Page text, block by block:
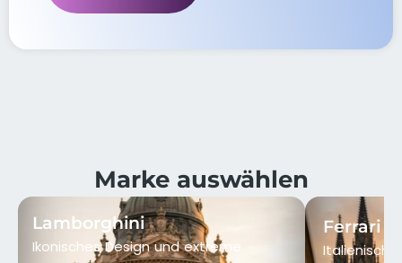
Marke auswählen
Lamborghini
Ikonisches Design und extreme
Ferrari